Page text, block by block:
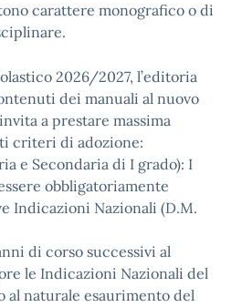
carattere monografico o di
2026/2027, l’editoria
dei manuali al nuovo
a prestare massima
criteri di adozione:
e Secondaria di I grado): I
obbligatoriamente
Indicazioni Nazionali (D.M.
di corso successivi al
le Indicazioni Nazionali del
al naturale esaurimento del